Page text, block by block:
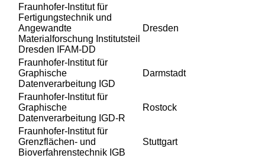
Fraunhofer-Institut für
Fertigungstechnik und
Angewandte
Materialforschung Institutsteil
Dresden IFAM-DD
Dresden
Fraunhofer-Institut für
Graphische
Datenverarbeitung IGD
Darmstadt
Fraunhofer-Institut für
Graphische
Datenverarbeitung IGD-R
Rostock
Fraunhofer-Institut für
Grenzflächen- und
Bioverfahrenstechnik IGB
Stuttgart